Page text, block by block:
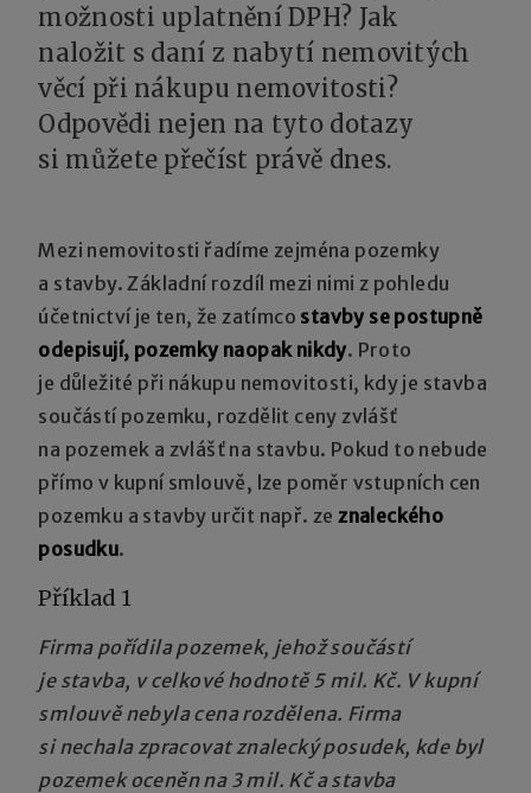
možnosti uplatnění DPH? Jak
naložit s daní z nabytí nemovitých
věcí při nákupu nemovitosti?
Odpovědi nejen na tyto dotazy
si můžete přečíst právě dnes.
Mezi nemovitosti řadíme zejména pozemky
a stavby. Základní rozdíl mezi nimi z pohledu
účetnictví je ten, že zatímco stavby se postupně
odepisují, pozemky naopak nikdy. Proto
je důležité při nákupu nemovitosti, kdy je stavba
součástí pozemku, rozdělit ceny zvlášť
na pozemek a zvlášť na stavbu. Pokud to nebude
přímo v kupní smlouvě, lze poměr vstupních cen
pozemku a stavby určit např. zeznaleckého
posudku.
Příklad 1
Firma pořídila pozemek, jehož součástí
je stavba, v celkové hodnotě 5 mil. Kč. V kupní
smlouvě nebyla cena rozdělena. Firma
si nechala zpracovat znalecký posudek, kde byl
pozemek oceněn na 3 mil. Kč a stavba